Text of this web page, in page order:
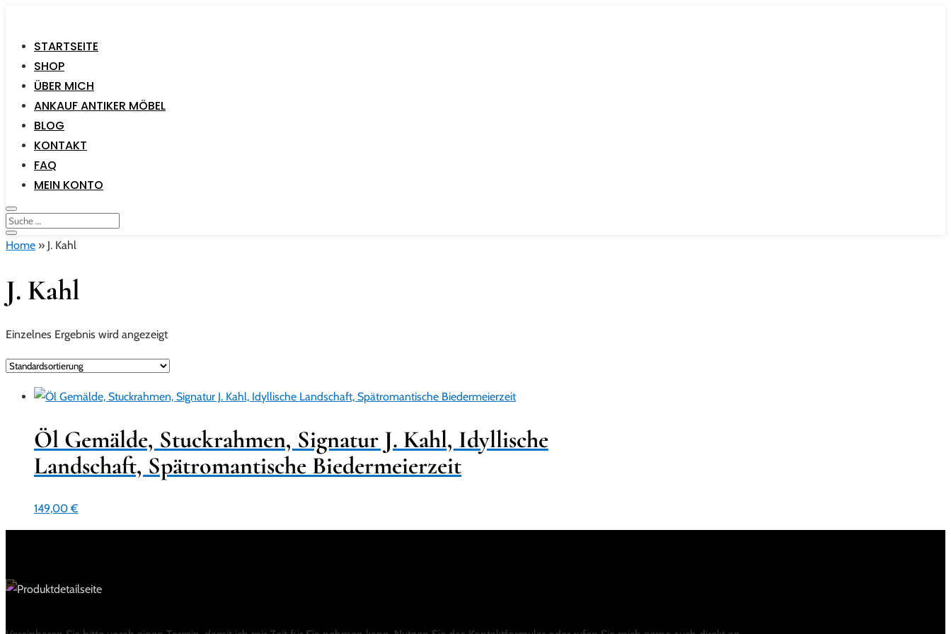
STARTSEITE
SHOP
ÜBER MICH
ANKAUF ANTIKER MÖBEL
BLOG
KONTAKT
FAQ
MEIN KONTO
Home » J. Kahl
J. Kahl
Einzelnes Ergebnis wird angezeigt
Öl Gemälde, Stuckrahmen, Signatur J. Kahl, Idyllische
Landschaft, Spätromantische Biedermeierzeit
149,00€